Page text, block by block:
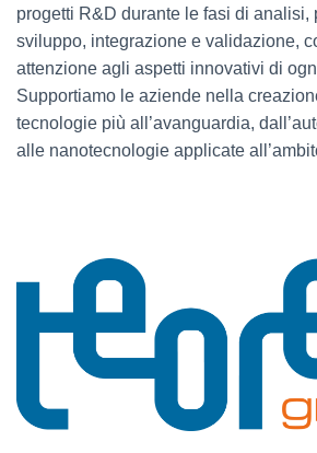
progetti R&D durante le fasi di analisi,
sviluppo, integrazione e validazione,
attenzione agli aspetti innovativi di
Supportiamo le aziende nella
tecnologie più all’avanguardia,
alle nanotecnologie applicate